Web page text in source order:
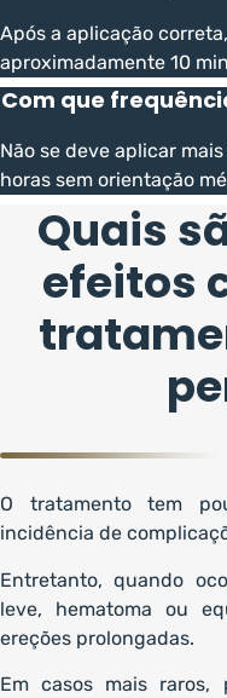
Após a aplicação
aproximadamente 10
Com que
Não se deve aplicar
horas sem orientação
Quais
efeitos
O tratamento tem
incidência de
Entretanto, quando
leve, hematoma ou
ereções prolongadas.
Em casos mais raros,